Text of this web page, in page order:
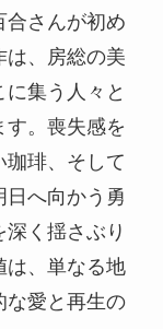
合さんが初め
は、房総の美
集う人々と
。喪失感を
琲、そして
日へ向かう勇
く揺さぶり
は、単なる地
な愛と再生の